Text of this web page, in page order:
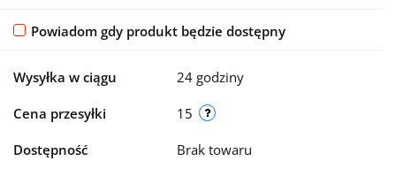
Powiadom gdy produkt będzie dostępny
Wysyłka w ciągu 24 godziny
Cena przesyłki 15
Dostępność Brak towaru